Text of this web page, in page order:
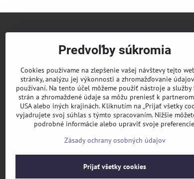
Predvoľby súkromia
Cookies používame na zlepšenie vašej návštevy tejto
stránky, analýzu jej výkonnosti a zhromažďovanie
používaní. Na tento účel môžeme použiť nástroje a
strán a zhromaždené údaje sa môžu preniesť k
USA alebo iných krajinách. Kliknutím na „Prijať všetky
vyjadrujete svoj súhlas s týmto spracovaním. Nižšie
podrobné informácie alebo upraviť svoje
Zásady ochrany osobných údajov
Prijať všetky cookies